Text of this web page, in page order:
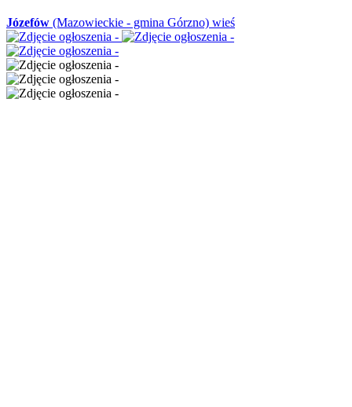
Józefów (Mazowieckie - gmina Górzno) wieś